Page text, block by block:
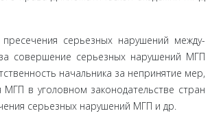
серьезных нарушений между­
совершение серьезных нарушений МГП
начальника за непринятие мер,
в уголовном законодательстве стран
серьезных нарушений МГП и др.